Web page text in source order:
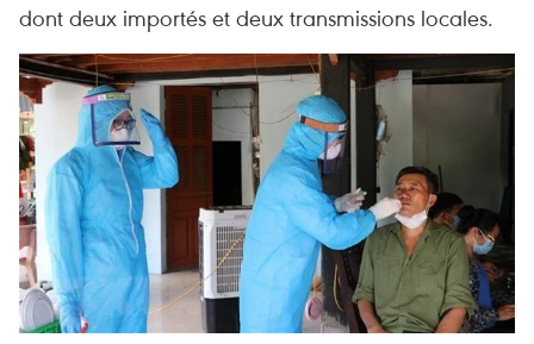
dont deux importés et deux transmissions locales.